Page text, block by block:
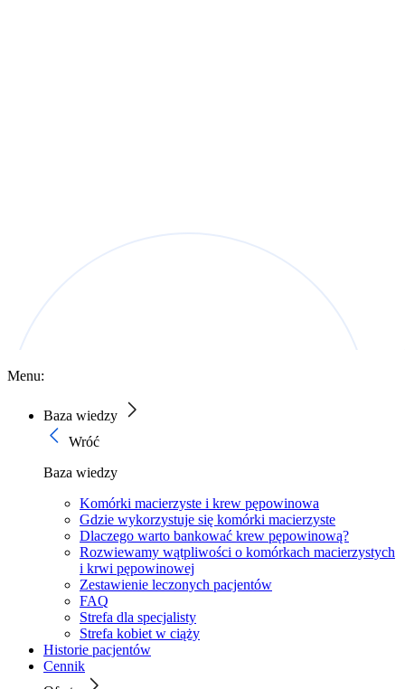
Menu:
Baza wiedzy
Wróć
Baza wiedzy
Komórki macierzyste i krew pępowinowa
Gdzie wykorzystuje się komórki macierzyste
Dlaczego warto bankować krew pępowinową?
Rozwiewamy wątpliwości o komórkach macierzystych
i krwi pępowinowej
Zestawienie leczonych pacjentów
FAQ
Strefa dla specjalisty
Strefa kobiet w ciąży
Historie pacjentów
Cennik